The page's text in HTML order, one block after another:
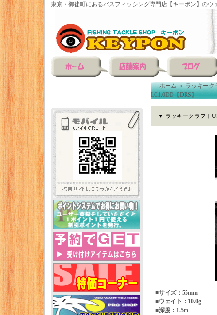
東京・御徒町にあるバスフィッシング専門店【キーポン】のウ
ホーム＞ラッキーク
LC1.0DD【DRS】
▼ ラッキークラフト
■サイズ：55mm
■ウェイト：10.0g
■深度：1.5m